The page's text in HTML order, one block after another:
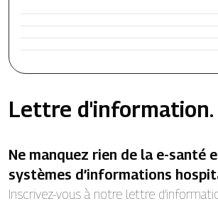
Lettre d'information.
Ne manquez rien de la e-santé
systèmes d’informations
Inscrivez-vous à notre lettre